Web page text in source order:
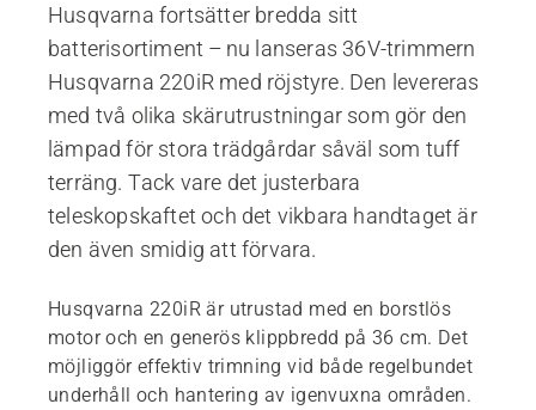
Husqvarna fortsätter bredda sitt
batterisortiment – nu lanseras 36V-trimmern
Husqvarna 220iR med röjstyre. Den levereras
med två olika skärutrustningar som gör den
lämpad för stora trädgårdar såväl som tuff
terräng. Tack vare det justerbara
teleskopskaftet och det vikbara handtaget är
den även smidig att förvara.
Husqvarna 220iR är utrustad med en borstlös
motor och en generös klippbredd på 36 cm. Det
möjliggör effektiv trimning vid både regelbundet
underhåll och hantering av igenvuxna områden.